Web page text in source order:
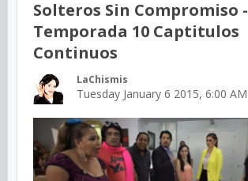
Solteros Sin Compromiso -
Temporada 10 Captitulos
Continuos
LaChismis
Tuesday January 6 2015, 6:00 AM